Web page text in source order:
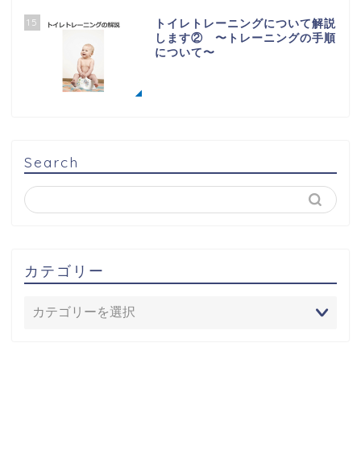
15
トイレトレーニングについて解説
します② 〜トレーニングの手順
について〜
Search
カテゴリー